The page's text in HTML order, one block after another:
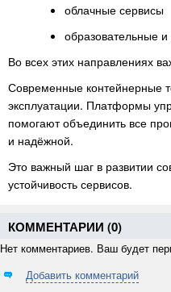
облачные сервисы
образовательные
Во всех этих направлениях
Современные контейнерные
эксплуатации. Платформы
помогают объединить все
и надёжной.
Это важный шаг в развитии
устойчивость сервисов.
КОММЕНТАРИИ (0)
Нет комментариев. Ваш будет
Добавить комментарий